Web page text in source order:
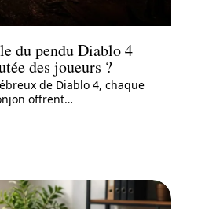
du pendu Diablo 4
des joueurs ?
de Diablo 4, chaque
offrent…